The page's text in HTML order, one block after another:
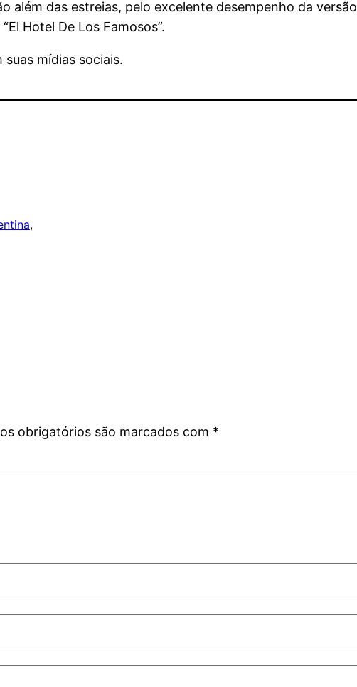
das estreias, pelo excelente desempenho da
Hotel De Los Famosos”.
mídias sociais.
obrigatórios são marcados com *